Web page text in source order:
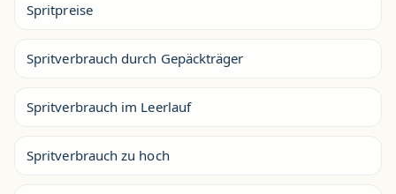
Spritpreise
Spritverbrauch durch Gepäckträger
Spritverbrauch im Leerlauf
Spritverbrauch zu hoch